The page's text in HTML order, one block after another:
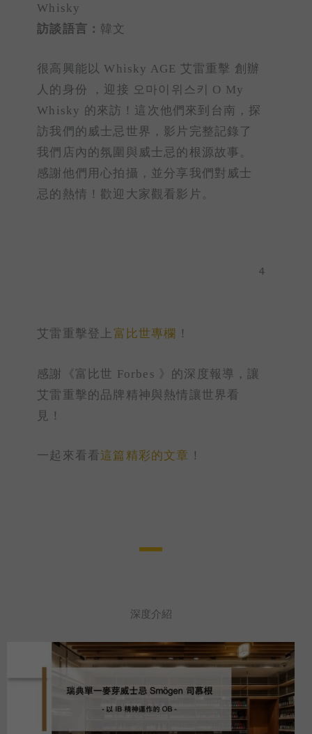
Whisky
訪談語言： 韓文
很高興能以 Whisky AGE 艾雷重擊 創辦
人的身份 ，迎接 오마이위스키 O My
Whisky 的來訪！這次他們來到台南，探
訪我們的威士忌世界，影片完整記錄了
我們店內的氛圍與威士忌的根源故事。
感謝他們用心拍攝，並分享我們對威士
忌的熱情！歡迎大家觀看影片。
4
艾雷重擊登上 富比世專欄 ！
感謝《富比世 Forbes 》的深度報導，讓
艾雷重擊的品牌精神與熱情讓世界看
見！
一起來看看這篇精彩的文章 ！
深度介紹